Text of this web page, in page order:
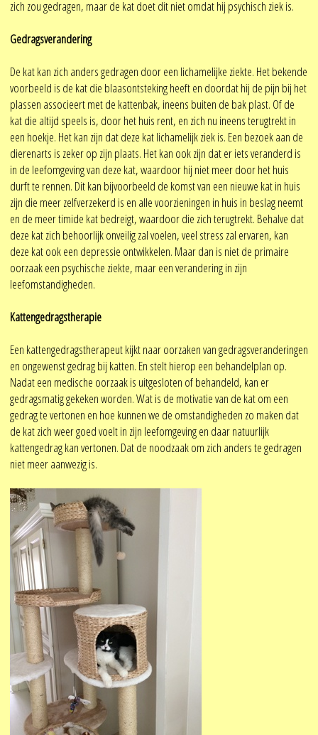
zich zou gedragen, maar de kat doet dit niet omdat hij psychisch ziek is.
Gedragsverandering
De kat kan zich anders gedragen door een lichamelijke ziekte. Het bekende
voorbeeld is de kat die blaasontsteking heeft en doordat hij de pijn bij het
plassen associeert met de kattenbak, ineens buiten de bak plast. Of de
kat die altijd speels is, door het huis rent, en zich nu ineens terugtrekt in
een hoekje. Het kan zijn dat deze kat lichamelijk ziek is. Een bezoek aan de
dierenarts is zeker op zijn plaats. Het kan ook zijn dat er iets veranderd is
in de leefomgeving van deze kat, waardoor hij niet meer door het huis
durft te rennen. Dit kan bijvoorbeeld de komst van een nieuwe kat in huis
zijn die meer zelfverzekerd is en alle voorzieningen in huis in beslag neemt
en de meer timide kat bedreigt, waardoor die zich terugtrekt. Behalve dat
deze kat zich behoorlijk onveilig zal voelen, veel stress zal ervaren, kan
deze kat ook een depressie ontwikkelen. Maar dan is niet de primaire
oorzaak een psychische ziekte, maar een verandering in zijn
leefomstandigheden.
Kattengedragstherapie
Een kattengedragstherapeut kijkt naar oorzaken van gedragsveranderingen
en ongewenst gedrag bij katten. En stelt hierop een behandelplan op.
Nadat een medische oorzaak is uitgesloten of behandeld, kan er
gedragsmatig gekeken worden. Wat is de motivatie van de kat om een
gedrag te vertonen en hoe kunnen we de omstandigheden zo maken dat
de kat zich weer goed voelt in zijn leefomgeving en daar natuurlijk
kattengedrag kan vertonen. Dat de noodzaak om zich anders te gedragen
niet meer aanwezig is.